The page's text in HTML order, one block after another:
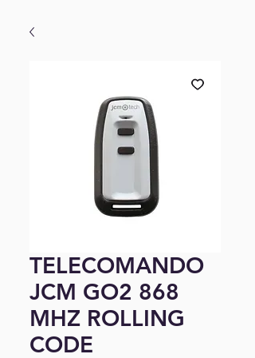
TELECOMANDO
JCM GO2 868
MHZ ROLLING
CODE